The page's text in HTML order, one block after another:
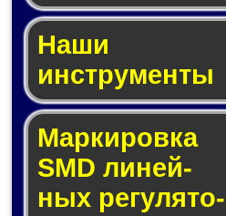
Наши
инструменты
Маркировка
SMD ли­ней­
ных ре­гу­ля­то­